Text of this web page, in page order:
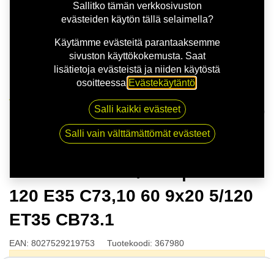
MSW 75 M.GUN/POL | 9X20 5-120 E35 C73,10 60 9x20
5/120 ET35 CB73.1
120 E35 C73,10 60 9x20 5/120
ET35 CB73.1
EAN: 8027529219753 Tuotekoodi: 367980
Sallitko tämän verkkosivuston
evästeiden käytön tällä selaimella?
Käytämme evästeitä parantaaksemme
sivuston käyttökokemusta. Saat
lisätietoja evästeistä ja niiden käytöstä
osoitteessa Evästekäytäntö
Salli kaikki evästeet
Salli vain välttämättömät evästeet